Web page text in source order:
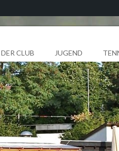
DER CLUB JUGEND